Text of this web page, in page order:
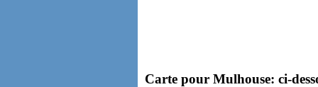
Carte pour Mulhouse: ci-